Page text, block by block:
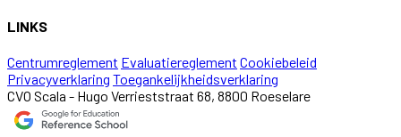
LINKS
Centrumreglement Evaluatiereglement Cookiebeleid
Privacyverklaring Toegankelijkheidsverklaring
CVO Scala - Hugo Verrieststraat 68, 8800 Roeselare